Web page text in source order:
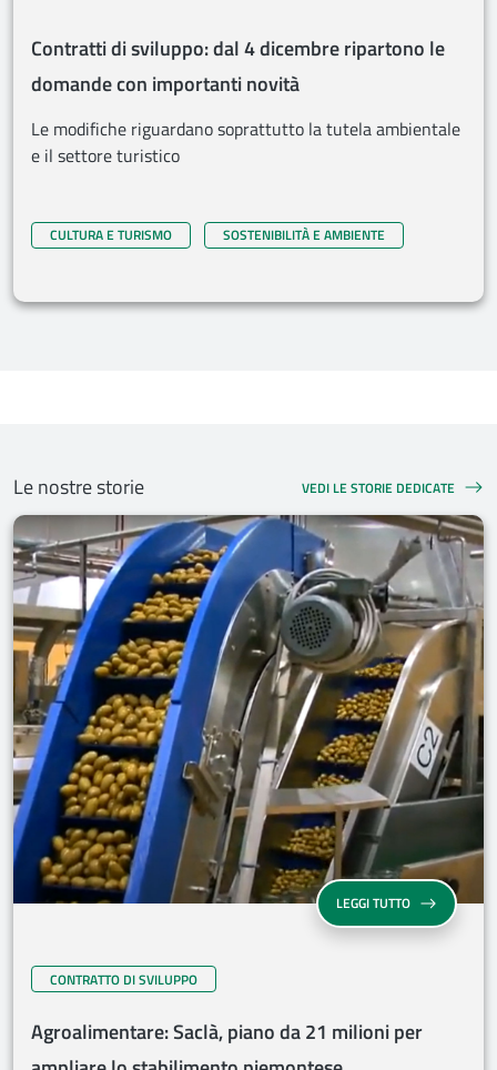
Contratti di sviluppo: dal 4 dicembre ripartono le
domande con importanti novità
Le modifiche riguardano soprattutto la tutela ambientale
e il settore turistico
CULTURA E TURISMO SOSTENIBILITÀ E AMBIENTE
Le nostre storie VEDI LE STORIE DEDICATE
LEGGI TUTTO
CONTRATTO DI SVILUPPO
Agroalimentare: Saclà, piano da 21 milioni per